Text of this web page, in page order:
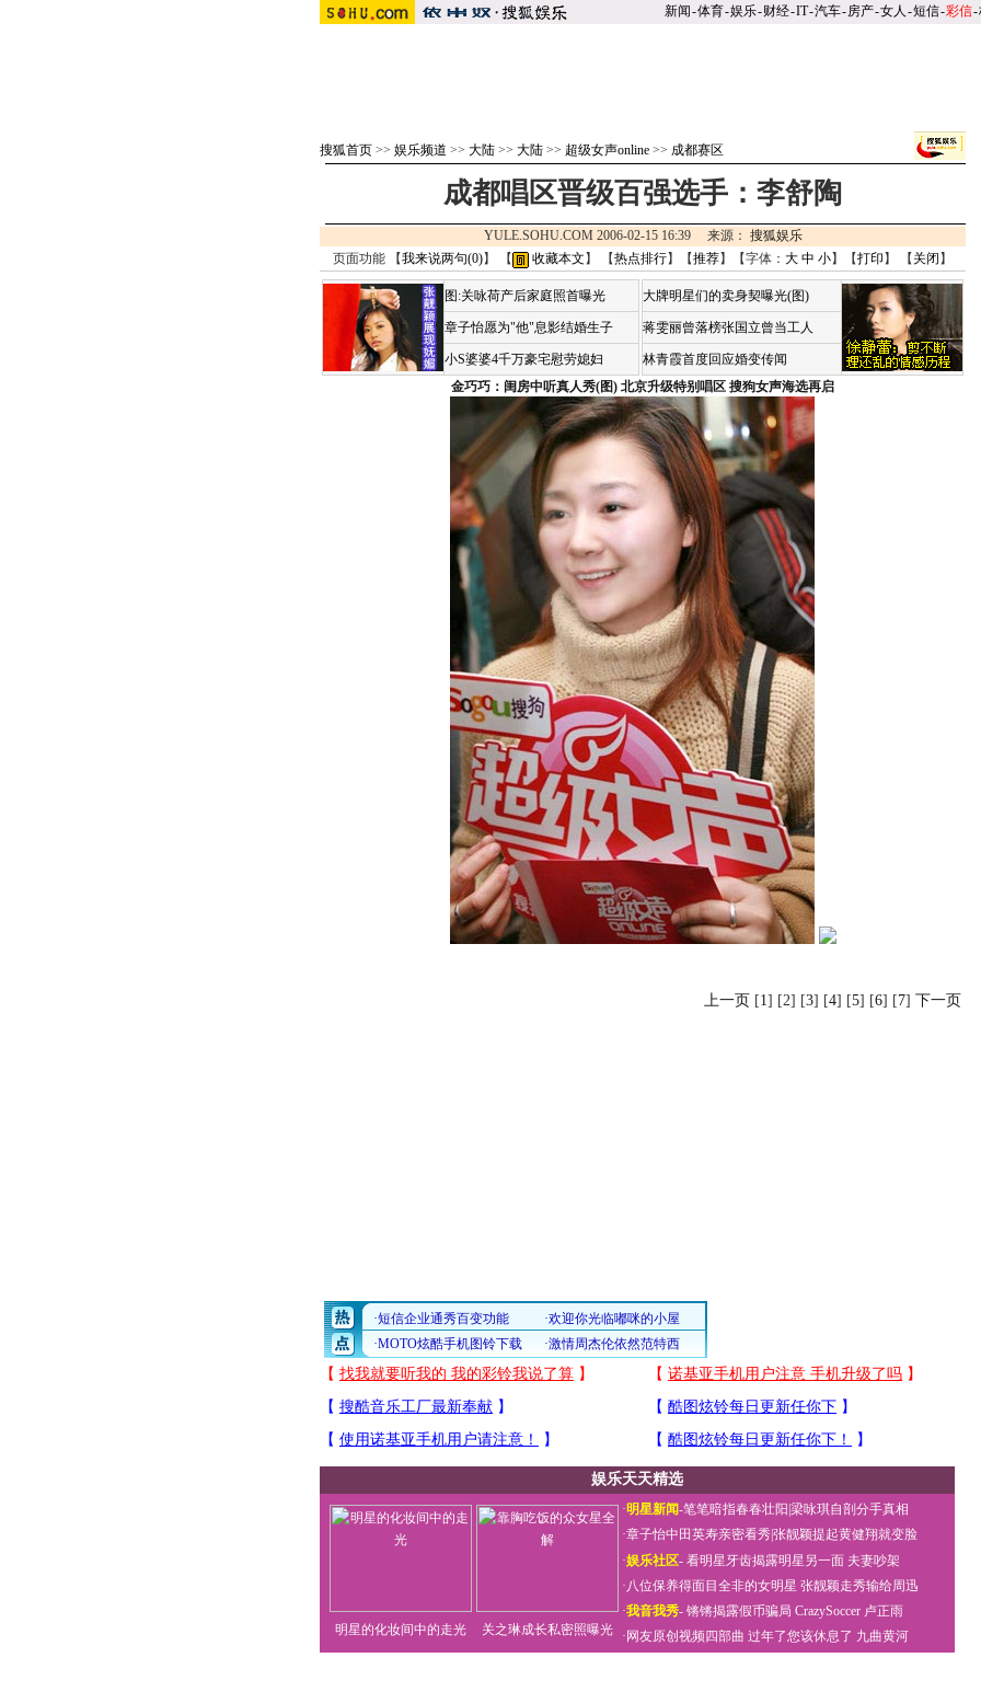
新闻-体育-娱乐-财经-IT-汽车-房产-女人 -短信-彩信-
搜狐首页 >> 娱乐频道 >> 大陆 >> 大陆 >> 超级女声online >> 成都赛区
成都唱区晋级百强选手：李舒陶
YULE.SOHU.COM 2006-02-15 16:39 来源： 搜狐娱乐
页面功能 【我来说两句(0)】 【 收藏本文 】 【热点排行】【推荐】【字体： 大 中 小】【打印 】 【 关闭 】
图:关咏荷产后家庭照首曝光
章子怡愿为"他"息影结婚生子
小S婆婆4千万豪宅慰劳媳妇
大牌明星们的卖身契曝光(图)
蒋雯丽曾落榜张国立曾当工人
林青霞首度回应婚变传闻
金巧巧：闺房中听真人秀(图) 北京升级特别唱区 搜狗女声海选再启
上一页 [1] [2] [3] [4] [5] [6] [7] 下一页
娱乐天天精选
明星的化妆间中的走光 关之琳成长私密照曝光
·明星新闻-笔笔暗指春春壮阳 梁咏琪自剖分手真相
·章子怡中田英寿亲密看秀张靓颖提起黄健翔就变脸
·娱乐社区- 看明星牙齿揭露明星另一面 夫妻吵架
·八位保养得面目全非的女明星 张靓颖走秀输给周迅
·我音我秀- 锵锵揭露假币骗局 CrazySoccer 卢正雨
· 网友原创视频四部曲 过年了您该休息了 九曲黄河